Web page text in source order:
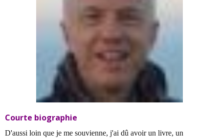
Courte biographie
D'aussi loin que je me souvienne, j'ai dû avoir un livre, un